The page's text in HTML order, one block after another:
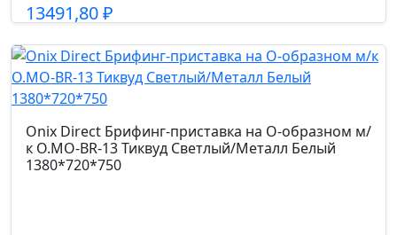
13491,80₽
Подробнее
Onix Direct Брифинг-приставка на О-образном м/
к O.MO-BR-13 Тиквуд Светлый/Металл Белый
1380*720*750